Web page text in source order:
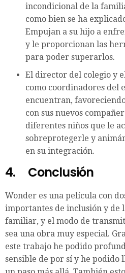
incondicional de la
como bien se ha
Empujan a su hijo a
y le proporcionan las
para poder superarlos.
El director del colegio y
como coordinadores del
encuentran,
con sus nuevos
diferentes niños que le
sobreprotegerle y
en su integración.
4. Conclusión
Wonder es una película con
importantes de inclusión y de
familiar, y el modo de
sea una obra muy especial.
este trabajo he podido
sensible de por sí y he podido